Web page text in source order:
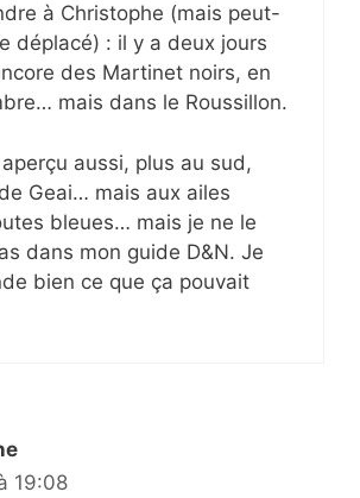
à Christophe (mais peut-
déplacé) : il y a deux jours
des Martinet noirs, en
mais dans le Roussillon.
aperçu aussi, plus au sud,
Geai… mais aux ailes
bleues… mais je ne le
dans mon guide D&N. Je
bien ce que ça pouvait
19:08